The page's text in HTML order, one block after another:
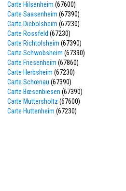
Carte Hilsenheim (67600)
Carte Saasenheim (67390)
Carte Diebolsheim (67230)
Carte Rossfeld (67230)
Carte Richtolsheim (67390)
Carte Schwobsheim (67390)
Carte Friesenheim (67860)
Carte Herbsheim (67230)
Carte Schœnau (67390)
Carte Bœsenbiesen (67390)
Carte Muttersholtz (67600)
Carte Huttenheim (67230)